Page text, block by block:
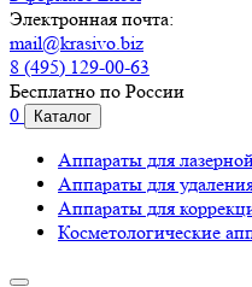
Электронная почта:
mail@krasivo.biz
8 (495) 129-00-63
Бесплатно по России
0
Каталог
Аппараты для
Аппараты для
Аппараты для
Косметологические